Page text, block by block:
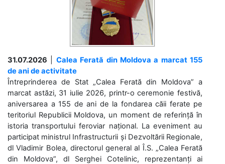
31.07.2026
Calea Ferată din Moldova a marcat 155
de ani de activitate
Întreprinderea de Stat „Calea Ferată din Moldova” a
marcat astăzi, 31 iulie 2026, printr-o ceremonie festivă,
aniversarea a 155 de ani de la fondarea căii ferate pe
teritoriul Republicii Moldova, un moment de referință în
istoria transportului feroviar național. La eveniment au
participat ministrul Infrastructurii și Dezvoltării Regionale,
dl Vladimir Bolea, directorul general al Î.S. „Calea Ferată
din Moldova”, dl Serghei Cotelinic, reprezentanți ai